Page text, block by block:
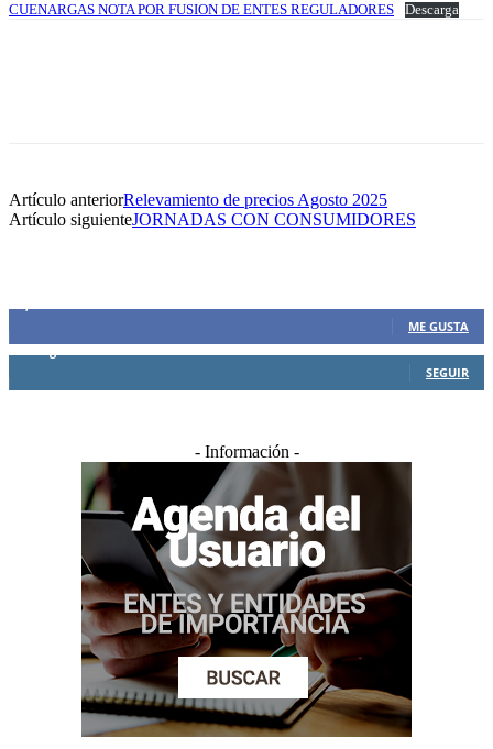
CUENARGAS NOTA POR FUSION DE ENTES REGULADORES Descarga
Artículo anteriorRelevamiento de precios Agosto 2025
Artículo siguienteJORNADAS CON CONSUMIDORES
ME GUSTA
0 Seguidores
SEGUIR
- Información -